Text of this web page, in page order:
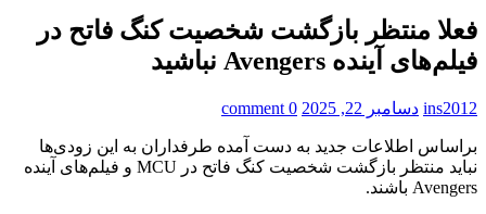
فعلا منتظر بازگشت شخصیت کنگ فاتح در
فیلم‌های آینده Avengers نباشید
ins2012 دسامبر 22, 2025 0 comment
براساس اطلاعات جدید به دست آمده طرفداران به این زودی‌ها
نباید منتظر بازگشت شخصیت کنگ فاتح در MCU و فیلم‌های آینده
Avengers باشند.